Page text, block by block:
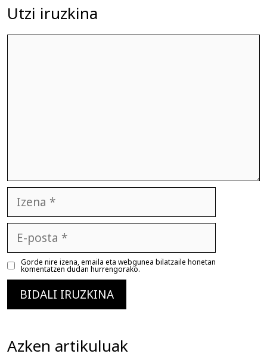
Utzi iruzkina
posta
Gorde nire izena, emaila eta webgunea bilatzaile honetan
komentatzen dudan hurrengorako.
Azken artikuluak